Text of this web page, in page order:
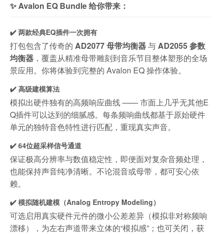
✨ Avalon EQ Bundle 给你带来：
✔️ 两款经典EQ插件一次拥有
打包包含了传奇的 AD2077 母带均衡器与AD2055 参数
均衡器 ，覆盖从精准母带雕刻到音乐节目整体塑形的全场
景应用。你将体验到完整的 Avalon EQ 操作体验。
✔️ 高级建模算法
模拟出硬件独有的高频响应曲线 —— 市面上几乎无其他E
Q插件可以达到的细腻感。每条频响曲线都基于原始硬件
单元的独特音色特性进行匹配，重现真实声音。
✔️ 64位超采样信号通道
保证极高分辨率与数值稳定性，即便面对复杂音频处理，
也能保持声音纯净清晰。不论混音或母带，都可安心依
赖。
✔️ 模拟随机建模（Analog Entropy Modeling）
可选启用真实硬件元件的微小公差差异（模拟非对称频响
漂移），为左右声道带来立体的“模拟感”；也可关闭，获